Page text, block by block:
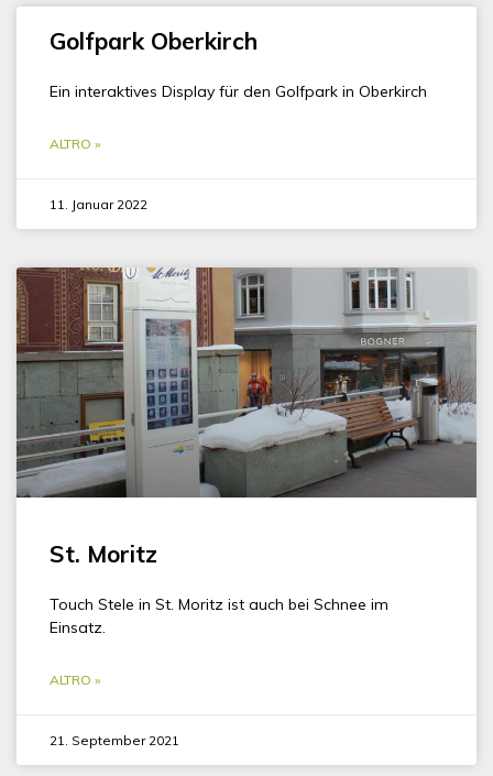
Golfpark Oberkirch
Ein interaktives Display für den Golfpark in Oberkirch
ALTRO »
11. Januar 2022
St. Moritz
Touch Stele in St. Moritz ist auch bei Schnee im
Einsatz.
ALTRO »
21. September 2021